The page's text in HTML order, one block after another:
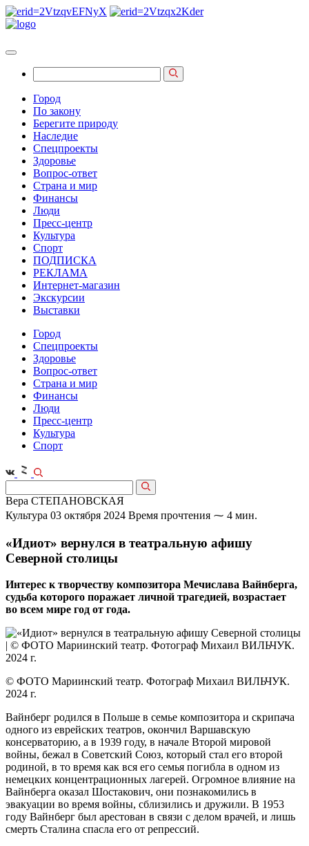
Город
По закону
Берегите природу
Наследие
Спецпроекты
Здоровье
Вопрос-ответ
Страна и мир
Финансы
Люди
Пресс-центр
Культура
Спорт
ПОДПИСКА
РЕКЛАМА
Интернет-магазин
Экскурсии
Выставки
Город
Спецпроекты
Здоровье
Вопрос-ответ
Страна и мир
Финансы
Люди
Пресс-центр
Культура
Спорт
Вера СТЕПАНОВСКАЯ
Культура 03 октября 2024 Время прочтения ⁓ 4 мин.
«Идиот» вернулся в театральную афишу
Северной столицы
Интерес к творчеству композитора Мечислава Вайнберга,
судьба которого поражает личной трагедией, возрастает
во всем мире год от года.
© ФОТО Мариинский театр. Фотограф Михаил ВИЛЬЧУК.
2024 г.
Вайнберг родился в Польше в семье композитора и скрипача
одного из еврейских театров, окончил Варшавскую
консерваторию, а в 1939 году, в начале Второй мировой
войны, бежал в Советский Союз, который стал его второй
родиной, в то время как вся его семья погибла в одном из
немецких концентрационных лагерей. Огромное влияние на
Вайнберга оказал Шостакович, они познакомились в
эвакуации во время войны, сблизились и дружили. В 1953
году Вайн­берг был арестован в связи с делом врачей, и лишь
смерть Сталина спасла его от репрессий.